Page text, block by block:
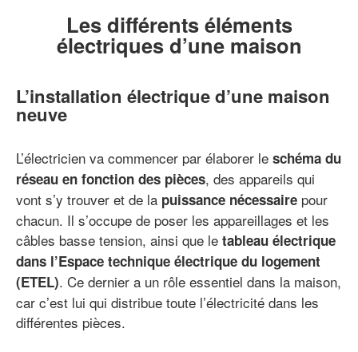
Les différents éléments
électriques d’une maison
L’installation électrique d’une maison
neuve
L’électricien va commencer par élaborer le schéma du
réseau en fonction des pièces, des appareils qui
vont s’y trouver et de la puissance nécessaire pour
chacun. Il s’occupe de poser les appareillages et les
câbles basse tension, ainsi que le tableau électrique
dans l’Espace technique électrique du logement
(ETEL). Ce dernier a un rôle essentiel dans la maison,
car c’est lui qui distribue toute l’électricité dans les
différentes pièces.